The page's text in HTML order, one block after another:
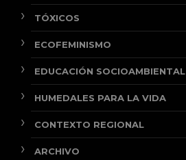
TÓXICOS
ECOFEMINISMO
EDUCACIÓN SOCIOAMBIENTAL
HUMEDALES PARA LA VIDA
CONTEXTO REGIONAL
ARCHIVO